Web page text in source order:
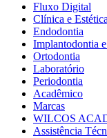
Fluxo Digital
Clínica e
Endodontia
Implantodontia
Ortodontia
Laboratório
Periodontia
Acadêmico
Marcas
WILCOS
Assistência